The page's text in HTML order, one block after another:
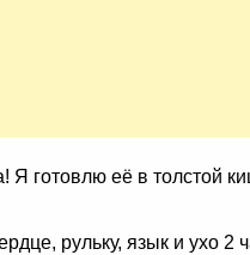
Я готовлю её в толстой
рульку, язык и ухо